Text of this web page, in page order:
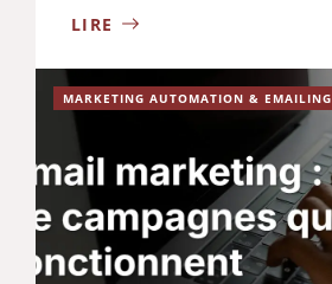
LIRE
MARKETING AUTOMATION & EMAILING